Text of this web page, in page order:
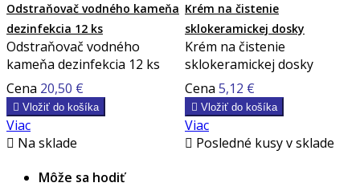
Odstraňovač vodného kameňa
dezinfekcia 12 ks
Odstraňovač vodného
kameňa dezinfekcia 12 ks
Cena 20,50 €
 Vložiť do košíka
Viac
 Na sklade
Krém na čistenie
sklokeramickej dosky
Krém na čistenie
sklokeramickej dosky
Cena 5,12 €
 Vložiť do košíka
Viac
 Posledné kusy v sklade
Môže sa hodiť